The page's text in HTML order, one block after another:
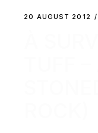
20 AUGUST 2012